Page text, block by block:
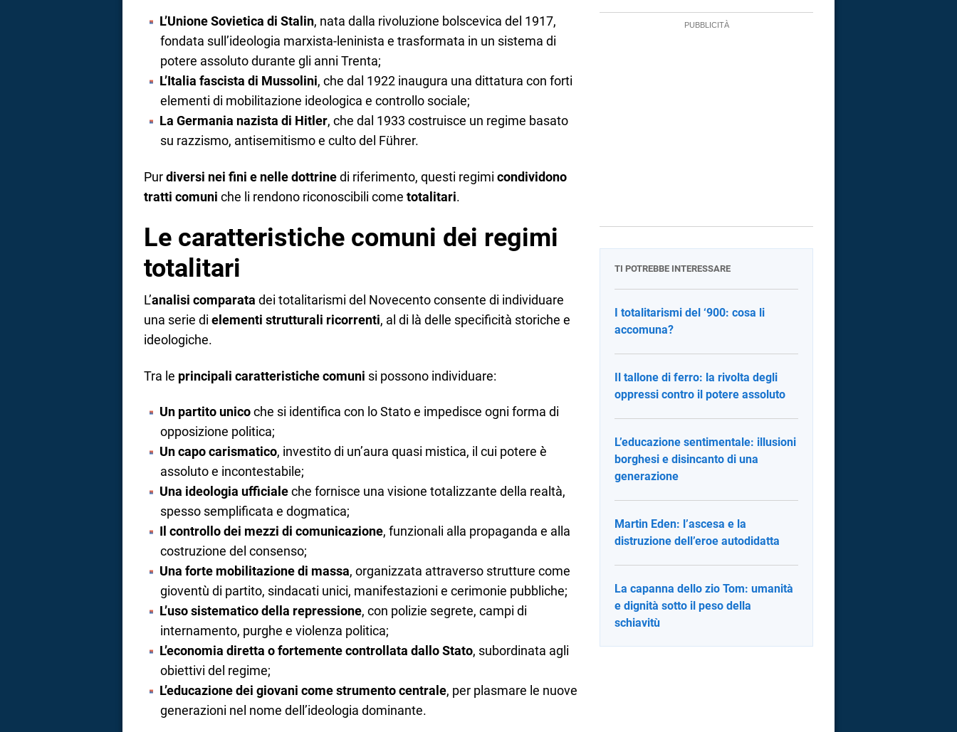
L’Unione Sovietica di Stalin, nata dalla rivoluzione bolscevica del 1917,
fondata sull’ideologia marxista-leninista e trasformata in un sistema di
potere assoluto durante gli anni Trenta;
L’Italia fascista di Mussolini, che dal 1922 inaugura una dittatura con forti
elementi di mobilitazione ideologica e controllo sociale;
La Germania nazista di Hitler, che dal 1933 costruisce un regime basato
su razzismo, antisemitismo e culto del Führer.
Purdiversi nei fini e nelle dottrinedi riferimento, questi regimi condividono
tratti comuni che li rendono riconoscibili come totalitari.
Le caratteristiche comuni dei regimi
totalitari
L’analisi comparata dei totalitarismi del Novecento consente di individuare
una serie di elementi strutturali ricorrenti, al di là delle specificità storiche e
ideologiche.
Tra le principali caratteristiche comuni si possono individuare:
Un partito unicoche si identifica con lo Stato e impedisce ogni forma di
opposizione politica;
Un capo carismatico, investito di un’aura quasi mistica, il cui potere è
assoluto e incontestabile;
Una ideologia ufficialeche fornisce una visione totalizzante della realtà,
spesso semplificata e dogmatica;
Il controllo dei mezzi di comunicazione, funzionali alla propaganda e alla
costruzione del consenso;
Una forte mobilitazione di massa, organizzata attraverso strutture come
gioventù di partito, sindacati unici, manifestazioni e cerimonie pubbliche;
L’uso sistematico della repressione, con polizie segrete, campi di
internamento, purghe e violenza politica;
L’economia diretta o fortemente controllata dallo Stato, subordinata agli
obiettivi del regime;
L’educazione dei giovani come strumento centrale, per plasmare le nuove
generazioni nel nome dell’ideologia dominante.
TI POTREBBE INTERESSARE
I totalitarismi del ‘900: cosa li
accomuna?
Il tallone di ferro: la rivolta degli
oppressi contro il potere assoluto
L’educazione sentimentale: illusioni
borghesi e disincanto di una
generazione
Martin Eden: l’ascesa e la
distruzione dell’eroe autodidatta
La capanna dello zio Tom: umanità
e dignità sotto il peso della
schiavitù